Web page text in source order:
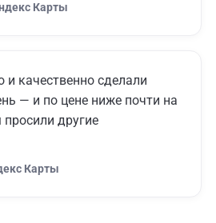
Карты
и качественно сделали
— и по цене ниже почти на
другие
Карты